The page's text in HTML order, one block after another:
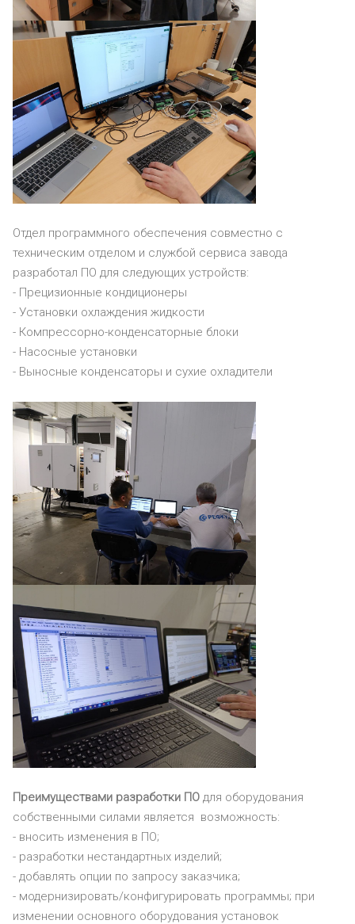
Отдел программного обеспечения совместно с
техническим отделом и службой сервиса завода
разработал ПО для следующих устройств:
- Прецизионные кондиционеры
- Установки охлаждения жидкости
- Компрессорно-конденсаторные блоки
- Насосные установки
- Выносные конденсаторы и сухие охладители
Преимуществами разработки ПО для оборудования
собственными силами является возможность:
- вносить изменения в ПО;
- разработки нестандартных изделий;
- добавлять опции по запросу заказчика;
- модернизировать/конфигурировать программы; при
изменении основного оборудования установок